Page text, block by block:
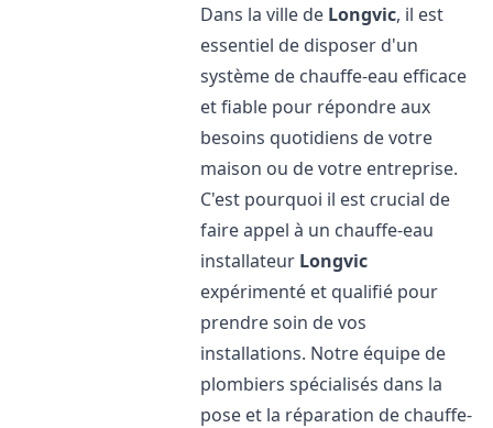
Dans la ville de Longvic, il est
essentiel de disposer d'un
système de chauffe-eau efficace
et fiable pour répondre aux
besoins quotidiens de votre
maison ou de votre entreprise.
C'est pourquoi il est crucial de
faire appel à un chauffe-eau
installateur Longvic
expérimenté et qualifié pour
prendre soin de vos
installations. Notre équipe de
plombiers spécialisés dans la
pose et la réparation de chauffe-